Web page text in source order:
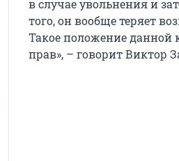
в случае увольнения и
того, он вообще теряет
Такое положение данной
прав», – говорит Виктор